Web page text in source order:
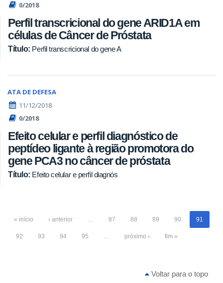
0/2018
Perfil transcricional do gene ARID1A em
células de Câncer de Próstata
Título: Perfil transcricional do gene A
ATA DE DEFESA
11/12/2018
0/2018
Efeito celular e perfil diagnóstico de
peptídeo ligante à região promotora do
gene PCA3 no câncer de próstata
Título: Efeito celular e perfil diagnós
« início ‹ anterior … 87 88 89 90 91
92 93 94 95 … próximo › fim »
Voltar para o topo